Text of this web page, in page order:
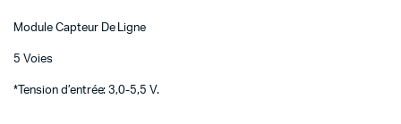
Module Capteur De Ligne
5 Voies
*Tension d’entrée: 3,0-5,5 V.